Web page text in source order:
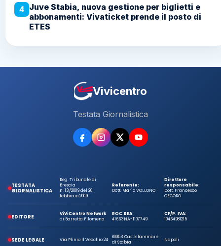
4 Juve Stabia, nuova gestione per biglietti e
abbonamenti: Vivaticket prende il posto di
ETES
Vivicentro
Testata Giornalistica
TESTATA
GIORNALISTICA
Reg. Tribunale di
Brescia
n. 13/2009 del 20
febbraio 2009
Referente:
Dott. Mario VOLLONO
Direttore
responsabile:
Dott. Francesco
CECORO
EDITORE
ViViCentro Network
di Barretta Filomena
ROC:
41663
REA:
NA-1107749
CF/P. IVA:
10464981215
SEDE LEGALE Via Plinio Il Vecchio 24
80053 Castellammare
di Stabia
Napoli